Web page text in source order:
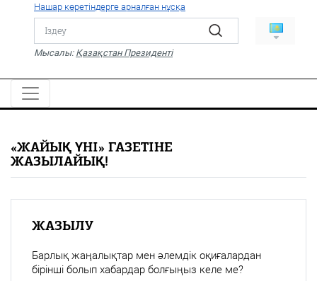
Дені сау ұлт
Спорт
Жалын
PDF
«Жайық үні» — 33 жыл
Каталог
Нашар көретіндерге арналған нұсқа
Мысалы: Қазақстан Президенті
«ЖАЙЫҚ ҮНІ» ГАЗЕТІНЕ
ЖАЗЫЛАЙЫҚ!
ЖАЗЫЛУ
Барлық жаңалықтар мен әлемдік оқиғалардан
бірінші болып хабардар болғыңыз келе ме?